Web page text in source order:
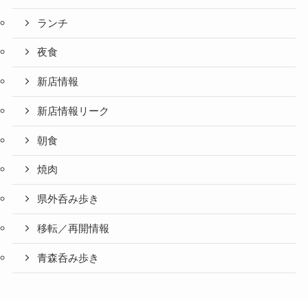
ランチ
夜食
新店情報
新店情報リーク
朝食
焼肉
県外呑み歩き
移転／再開情報
青森呑み歩き